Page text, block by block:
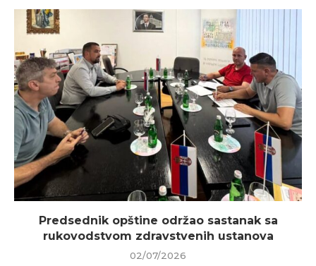
Predsednik opštine održao sastanak sa
rukovodstvom zdravstvenih ustanova
02/07/2026